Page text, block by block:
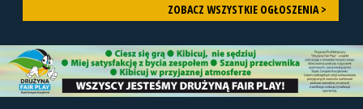
ZOBACZ WSZYSTKIE OGŁOSZENIA >